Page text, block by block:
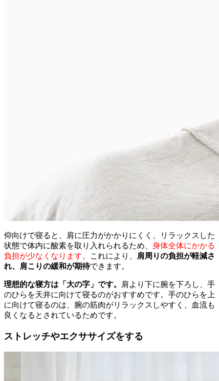
仰向けで寝ると、肩に圧力がかかりにくく、リラックスした
状態で体内に酸素を取り入れられるため、 身体全体にかかる
負担が少なくなります。
これにより、
肩周りの負担が軽減さ
れ、肩こりの緩和が期待できます。
理想的な寝方は「大の字」です。
肩より下に腕を下ろし、手
のひらを天井に向けて寝るのがおすすめです。手のひらを上
に向けて寝るのは、腕の筋肉がリラックスしやすく、血流も
良くなるとされているためです。
ストレッチやエクササイズをする